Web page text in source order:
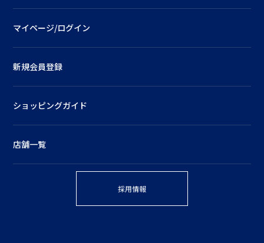
マイページ/ログイン
新規会員登録
ショッピングガイド
店舗一覧
採用情報